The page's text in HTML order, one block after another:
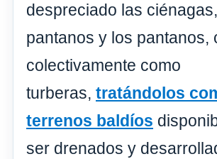
despreciado las
pantanos y los pantanos,
colectivamente como
turberas, tratándolos
terrenos baldíos
ser drenados y